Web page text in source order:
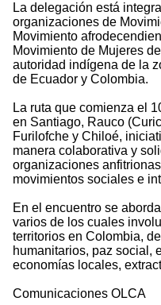
La delegación está
organizaciones de
Movimiento
Movimiento de Mujeres
autoridad indígena de la
de Ecuador y Colombia.
La ruta que comienza el
en Santiago, Rauco
Furilofche y Chiloé,
manera colaborativa y
organizaciones
movimientos sociales e
En el encuentro se
varios de los cuales
territorios en Colombia,
humanitarios, paz social,
economías locales,
Comunicaciones OLCA